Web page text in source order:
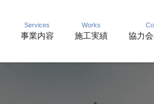
Services
事業内容
Works
施工実績 協力